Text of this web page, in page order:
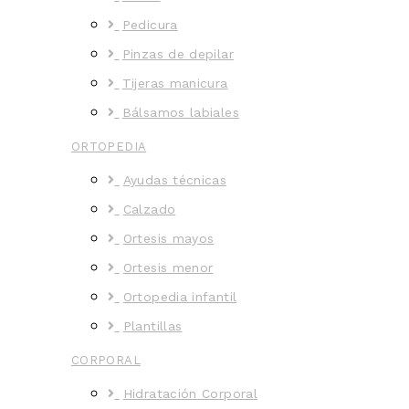
Pedicura
Pinzas de depilar
Tijeras manicura
Bálsamos labiales
ORTOPEDIA
Ayudas técnicas
Calzado
Ortesis mayos
Ortesis menor
Ortopedia infantil
Plantillas
CORPORAL
Hidratación Corporal